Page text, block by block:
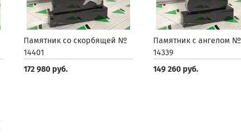
Памятник со скорбящей №
14401
172 980 руб.
Памятник с ангелом №
14339
149 260 руб.